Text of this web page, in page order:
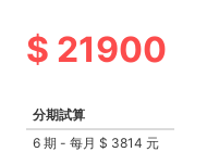
分期試算
6 期 - 每月
3814 元
21900